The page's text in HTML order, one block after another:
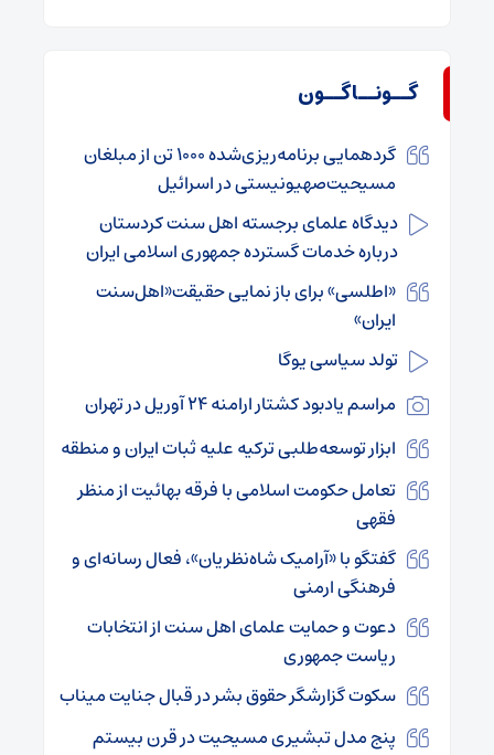
گــونــاگــون
گردهمایی برنامه‌ریزی‌شده ۱۰۰۰ تن از مبلغان
مسیحیت‌صهیونیستی در اسرائیل
دیدگاه علمای برجسته اهل سنت کردستان
درباره خدمات گسترده جمهوری اسلامی ایران
«اطلسی» برای باز نمایی حقیقت«اهل‌سنت
ایران»
تولد سیاسی یوگا
مراسم یادبود کشتار ارامنه ۲۴ آوریل در تهران
ابزار توسعه‌طلبی ترکیه علیه ثبات ایران و منطقه
تعامل حکومت اسلامی با فرقه بهائیت از منظر
فقهی
گفتگو با «آرامیک شاه‌نظریان»، فعال رسانه‌ای و
فرهنگی ارمنی
دعوت و حمایت علمای اهل سنت از انتخابات
ریاست جمهوری
سکوت گزارشگر حقوق بشر در قبال جنایت میناب
پنج مدل تبشیری مسیحیت در قرن بیستم